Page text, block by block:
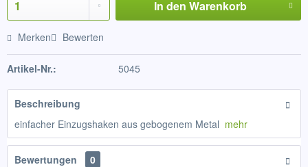
In den Warenkorb
Merken Bewerten
Artikel-Nr.: 5045
Beschreibung
einfacher Einzugshaken aus gebogenem Metal mehr
Bewertungen
0